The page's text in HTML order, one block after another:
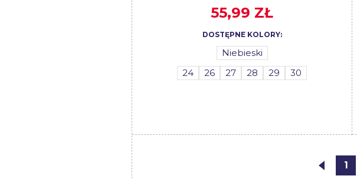
55,99 ZŁ
DOSTĘPNE KOLORY:
Niebieski
24
26 27 28 29 30
1